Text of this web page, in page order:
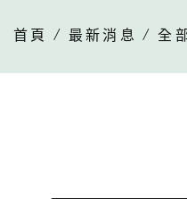
首頁 / 最新消息 / 全